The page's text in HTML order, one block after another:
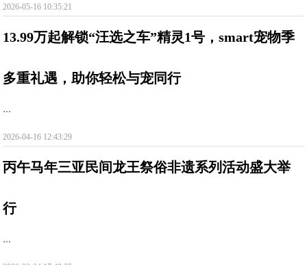
2026-05-16 10:35:21
13.99万起解锁“汪选之车”精灵1号，smart宠物季
多重礼遇，助你轻松与宠同行
...
2026-04-16 12:43:29
丙午马年三亚民间龙王祭俗非遗系列活动盛大举
行
...